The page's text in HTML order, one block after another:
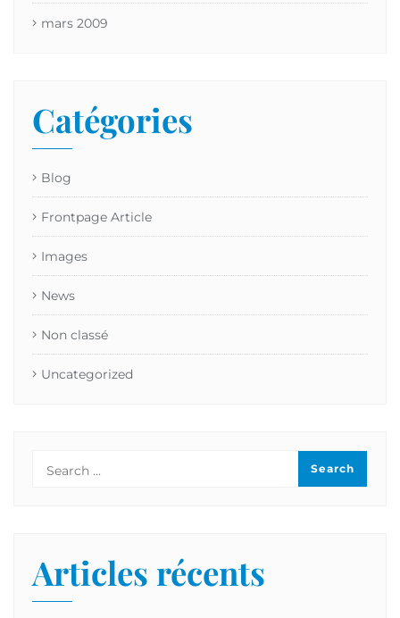
mars 2009
Catégories
Blog
Frontpage Article
Images
News
Non classé
Uncategorized
Articles récents